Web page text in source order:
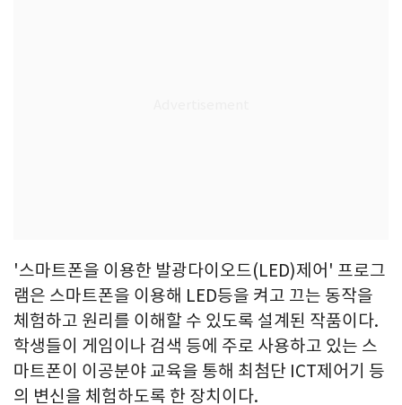
'스마트폰을 이용한 발광다이오드(LED)제어' 프로그
램은 스마트폰을 이용해 LED등을 켜고 끄는 동작을
체험하고 원리를 이해할 수 있도록 설계된 작품이다.
학생들이 게임이나 검색 등에 주로 사용하고 있는 스
마트폰이 이공분야 교육을 통해 최첨단 ICT제어기 등
의 변신을 체험하도록 한 장치이다.